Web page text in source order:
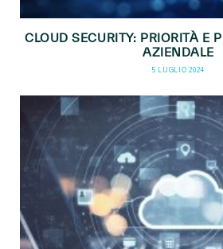
CLOUD SECURITY: PRIORITÀ E
AZIENDALE
5 LUGLIO 2024